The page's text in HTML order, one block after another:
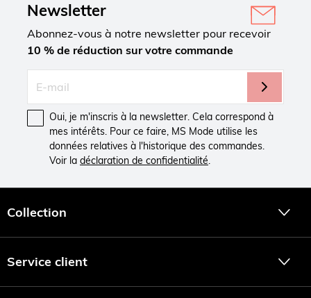
Newsletter
Abonnez-vous à notre newsletter pour recevoir
10 % de réduction sur votre commande
Oui, je m'inscris à la newsletter. Cela correspond à
mes intérêts. Pour ce faire, MS Mode utilise les
données relatives à l'historique des commandes.
Voir la déclaration de confidentialité.
Collection
Service client